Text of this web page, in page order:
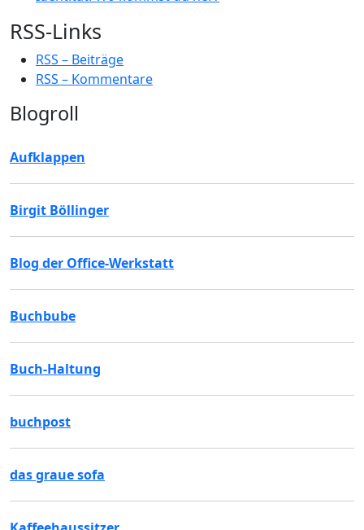
RSS-Links
RSS – Beiträge
RSS – Kommentare
Blogroll
Aufklappen
Birgit Böllinger
Blog der Office-Werkstatt
Buchbube
Buch-Haltung
buchpost
das graue sofa